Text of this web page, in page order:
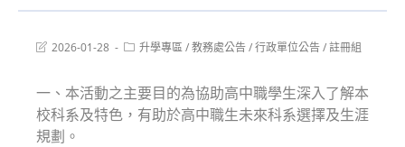
Post2026-01-28
Post升學專區/教務處公告/行政單位公告/註冊組
一、本活動之主要目的為協助高中職學生深入了解本
校科系及特色，有助於高中職生未來科系選擇及生涯
規劃。